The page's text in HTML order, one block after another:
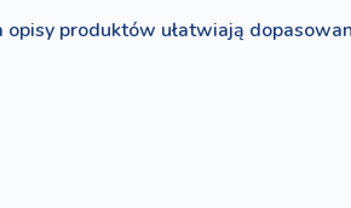
produktów ułatwiają